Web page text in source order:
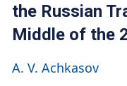
the Russian
Middle of the
A. V. Achkasov